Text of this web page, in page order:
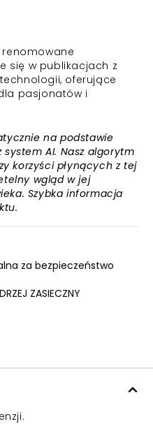
renomowane
się w publikacjach z
oferujące
pasjonatów i
na podstawie
AI. Nasz algorytm
korzyści płynących z tej
wgląd w jej
Szybka informacja
za bezpieczeństwo
ZASIECZNY